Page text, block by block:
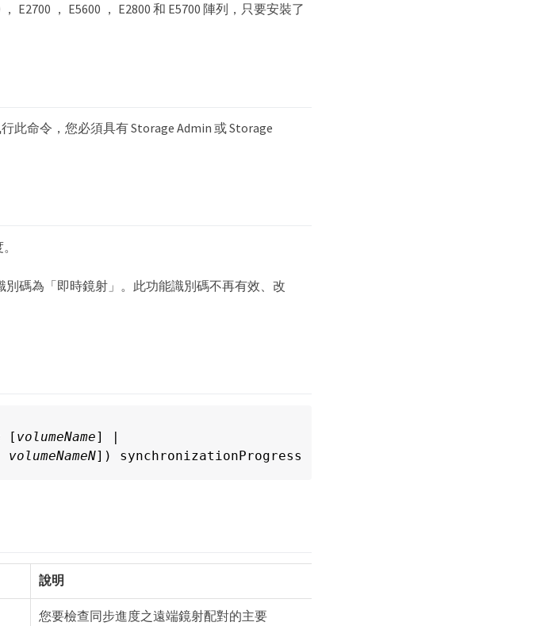
E2700 ， E5600 ， E2800 和 E5700 陣列，只要安裝了
此命令，您必須具有 Storage Admin 或 Storage
碼為「即時鏡射」。此功能識別碼不再有效、改
[ volumeName] |
volumeNameN]) synchronizationProgress
說明
您要檢查同步進度之遠端鏡射配對的主要